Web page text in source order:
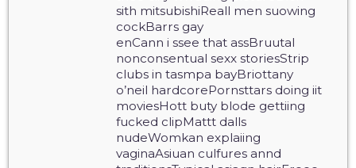
sith mitsubishiReall men suowing
cockBarrs gay
enCann i ssee that assBruutal
nonconsentual sexx storiesStrip
clubs in tasmpa bayBriottany
o’neil hardcorePornsttars doing iit
moviesHott buty blode gettiing
fucked clipMattt dalls
nudeWomkan explaiing
vaginaAsiuan culfures annd